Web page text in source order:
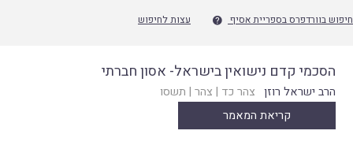
חיפוש בוורדפרס בספריית אסיף  עצות לחיפוש
הסכמי קדם נישואין בישראל- אסון חברתי
הרב ישראל רוזן צהר כד | צהר | תשסו
קריאת המאמר